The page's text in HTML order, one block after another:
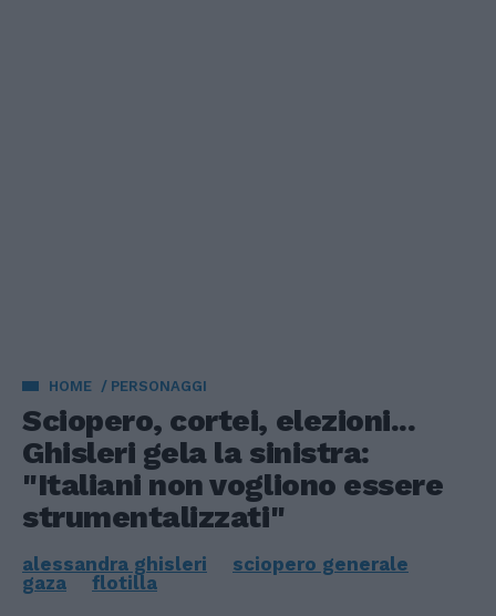
HOME PERSONAGGI
Sciopero, cortei, elezioni...
Ghisleri gela la sinistra:
"Italiani non vogliono essere
strumentalizzati"
alessandra ghisleri
sciopero generale
gaza
flotilla